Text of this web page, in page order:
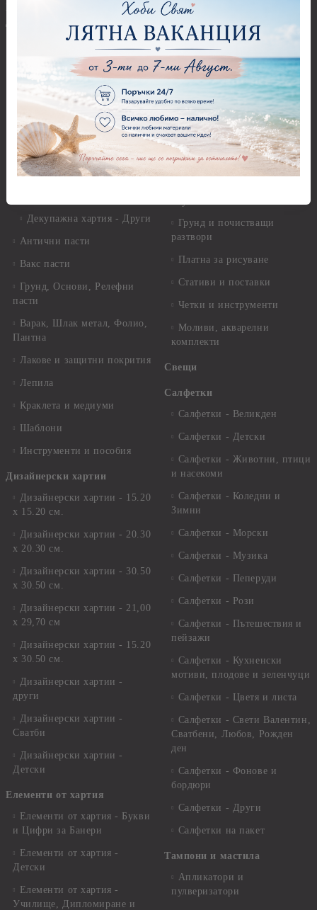
Приложни техники и
Декупаж
Декупажна хартия
Оризова декупажна
хартия А4 - Alchemy of Art -
25-30 гр.
Оризова декупажна хартия
А4 - Itd. Collection - 25-30
гр.
Фина оризова декупажна
Декупажна хартия - Други
Антични пасти
Вакс пасти
Грунд, Основи, Релефни
пасти
Варак, Шлак метал, Фолио,
Пантна
Лакове и защитни покрития
Лепила
Краклета и медиуми
Шаблони
Инструменти и пособия
Дизайнерски хартии
Дизайнерски хартии - 15.20
х 15.20 см.
Дизайнерски хартии - 20.30
х 20.30 см.
Дизайнерски хартии - 30.50
х 30.50 см.
Дизайнерски хартии - 21,00
х 29,70 см
Дизайнерски хартии - 15.20
x 30.50 см.
Дизайнерски хартии -
други
Дизайнерски хартии -
Сватби
Дизайнерски хартии -
Детски
Елементи от хартия
Елементи от хартия - Букви
и Цифри за Банери
Елементи от хартия -
Детски
Елементи от хартия -
Училище, Дипломиране и
Перфоратори Основни
Перфоратори - Сърца и
звезди
Перфоратори - Цветя, листа
и клонки
Перфоратори - Детски
Перфоратори - Животни
Перфоратори - Коледни и
Зимни
Грунд и почистващи
разтвори
Платна за рисуване
Стативи и поставки
Четки и инструменти
Моливи, акварелни
комплекти
Свещи
Салфетки
Салфетки - Великден
Салфетки - Детски
Салфетки - Животни, птици
и насекоми
Салфетки - Коледни и
Зимни
Салфетки - Морски
Салфетки - Музика
Салфетки - Пеперуди
Салфетки - Рози
Салфетки - Пътешествия и
пейзажи
Салфетки - Кухненски
мотиви, плодове и зеленчуци
Салфетки - Цветя и листа
Салфетки - Свети Валентин,
Сватбени, Любов, Рожден
ден
Салфетки - Фонове и
бордюри
Салфетки - Други
Салфетки на пакет
Тампони и мастила
Апликатори и
пулверизатори